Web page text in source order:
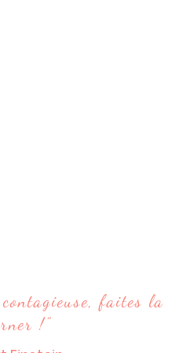
faites la
!”